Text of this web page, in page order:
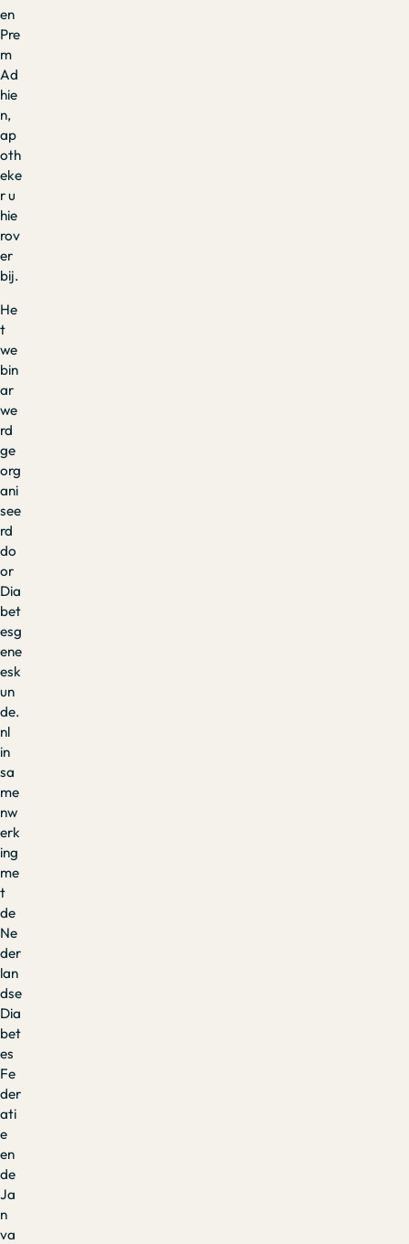
en
Pre
m
Ad
hie
n,
ap
oth
eke
r u
hie
rov
er
bij.
He
t
we
bin
ar
we
rd
ge
org
ani
see
rd
do
or
Dia
bet
esg
ene
esk
un
de.
nl
in
sa
me
nw
erk
ing
me
t
de
Ne
der
lan
dse
Dia
bet
es
Fe
der
ati
e
en
de
Ja
n
va